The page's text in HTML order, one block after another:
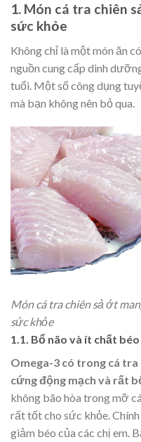
1. Món cá tra chiên
sức khỏe
Không chỉ là một món ăn
nguồn cung cấp dinh
tuổi. Một số công dụng
mà bạn không nên bỏ qua.
Món cá tra chiên sả ớt
sức khỏe
1.1. Bổ não và ít chất béo
Omega-3 có trong cá
cứng động mạch và rất
không bão hòa trong mỡ
rất tốt cho sức khỏe.
giảm béo của các chị em.